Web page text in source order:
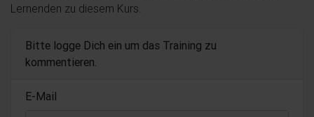
Lernenden zu diesem Kurs.
Bitte logge Dich ein um das Training zu
kommentieren.
E-Mail